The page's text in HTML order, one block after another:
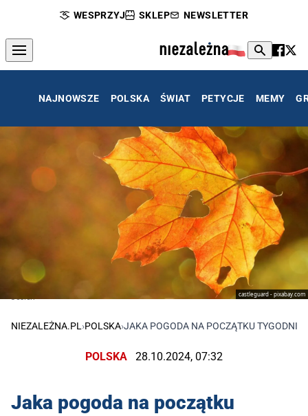
WESPRZYJ SKLEP NEWSLETTER
NAJNOWSZE POLSKA ŚWIAT PETYCJE MEMY
castleguard - pixabay.com
Jesień
NIEZALEŻNA.PL ›POLSKA›JAKA POGODA NA POCZĄTKU
POLSKA 28.10.2024, 07:32
Jaka pogoda na początku